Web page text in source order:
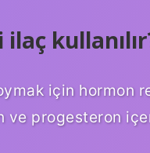
için hormon
ve progesteron